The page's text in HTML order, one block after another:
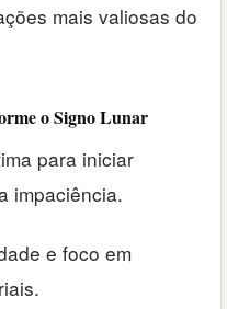
mais valiosas do
o Signo Lunar
para iniciar
impaciência.
e foco em